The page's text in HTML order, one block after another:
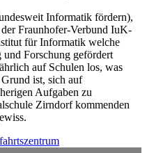
Informatik fördern),
Fraunhofer-Verbund IuK-
für Informatik welche
Forschung gefördert
auf Schulen los, was
ist, sich auf
Aufgaben zu
Zirndorf kommenden